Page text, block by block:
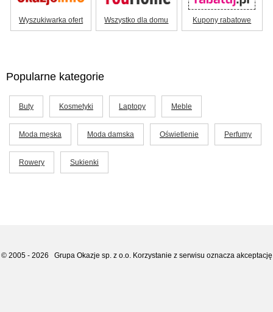
Wyszukiwarka ofert Wszystko dla domu Kupony rabatowe
Popularne kategorie
Buty Kosmetyki Laptopy Meble
Moda męska Moda damska Oświetlenie Perfumy
Rowery Sukienki
© 2005 - 2026 Grupa Okazje sp. z o.o.Korzystanie z serwisu oznacza akceptację